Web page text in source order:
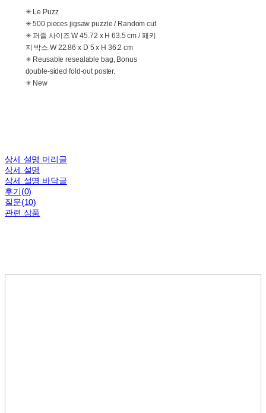
✳ Le Puzz
✳ 500 pieces jigsaw puzzle / Random cut
✳ 퍼즐 사이즈 W 45.72 x H 63.5 cm / 패키
지 박스 W 22.86 x D 5 x H 36.2 cm
✳ Reusable resealable bag, Bonus
double-sided fold-out poster.
✳ New
상세 설명 머리글
상세 설명
상세 설명 바닥글
후기(0)
질문(10)
관련 상품